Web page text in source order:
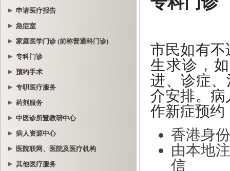
申请医疗报告
急症室
家庭医学门诊 (前称普通科门诊)
专科门诊
预约手术
专职医疗服务
药剂服务
中医诊所暨教研中心
病人资源中心
医院联网、医院及医疗机构
其他医疗服务